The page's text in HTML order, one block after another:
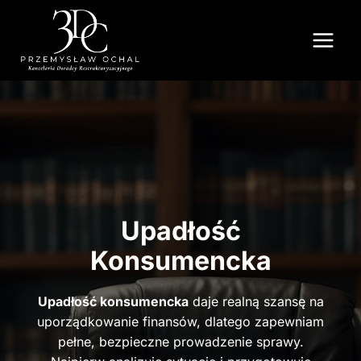
Upadłość
Konsumencka
Upadłość konsumenckadaje realną szansę na
uporządkowanie finansów, dlatego zapewniam
pełne, bezpieczne prowadzenie sprawy.